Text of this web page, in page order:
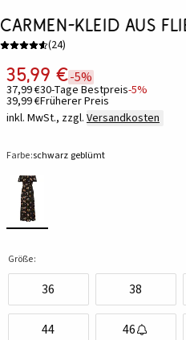
Carmen-Kleid aus
(24)
35,99 €-5%
37,99 €30-Tage Bestpreis-5%
39,99 €Früherer Preis
inkl. MwSt., zzgl. Versandkosten
Farbe:schwarz geblümt
Größe:
36 38
44 46